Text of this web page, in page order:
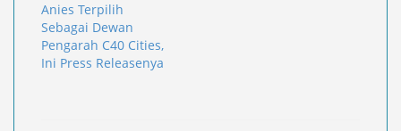
Anies Terpilih
Sebagai Dewan
Pengarah C40 Cities,
Ini Press Releasenya